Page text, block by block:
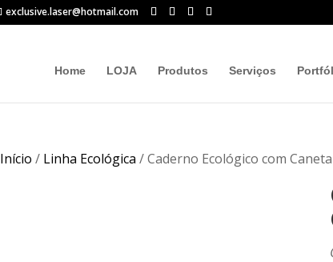
exclusive.laser@hotmail.com
Home LOJA Produtos Serviços
Início / Linha Ecológica / Caderno Ecológico com